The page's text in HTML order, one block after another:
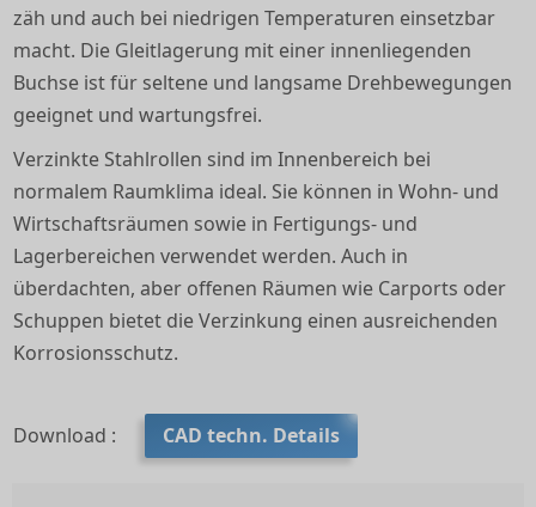
zäh und auch bei niedrigen Temperaturen einsetzbar
macht. Die Gleitlagerung mit einer innenliegenden
Buchse ist für seltene und langsame Drehbewegungen
geeignet und wartungsfrei.
Verzinkte Stahlrollen sind im Innenbereich bei
normalem Raumklima ideal. Sie können in Wohn- und
Wirtschaftsräumen sowie in Fertigungs- und
Lagerbereichen verwendet werden. Auch in
überdachten, aber offenen Räumen wie Carports oder
Schuppen bietet die Verzinkung einen ausreichenden
Korrosionsschutz.
Download : CAD techn. Details